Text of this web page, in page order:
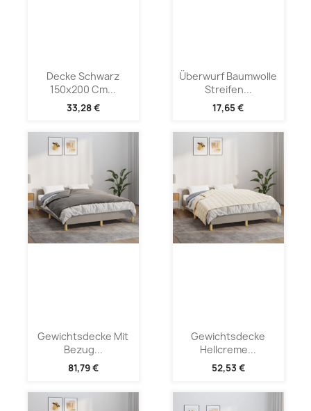
Decke Schwarz
150x200 Cm...
33,28 €
Überwurf Baumwolle
Streifen...
17,65 €
Gewichtsdecke Mit
Bezug...
81,79 €
Gewichtsdecke
Hellcreme...
52,53 €